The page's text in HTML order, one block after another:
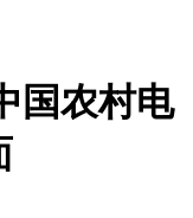
国农村电